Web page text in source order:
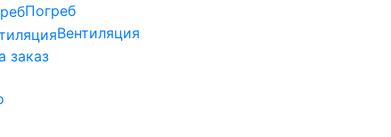
Погреб
Вентиляция
заказ